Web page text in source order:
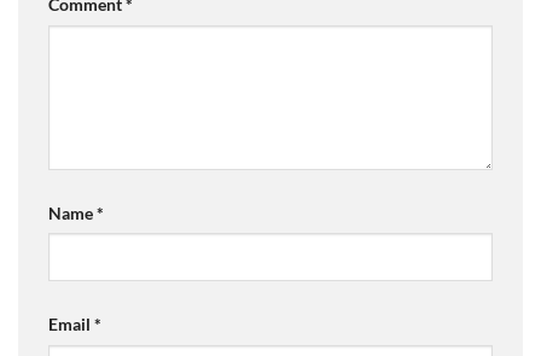
Name*
Email *